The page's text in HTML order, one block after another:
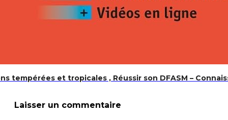
tempérées et tropicales , Réussir son DFASM –
Laisser un commentaire